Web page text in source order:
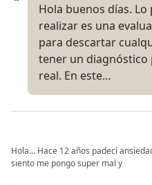
Hola buenos días.
realizar es una
para descartar
tener un diagnóstico
real. En este…
Hola... Hace 12 años padecí
siento me pongo super mal y